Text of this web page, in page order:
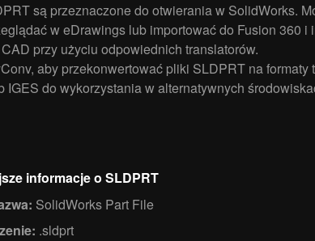
są przeznaczone do otwierania w SolidWorks.
w eDrawings lub importować do Fusion 360 i
przy użyciu odpowiednich translatorów.
aby przekonwertować pliki SLDPRT na formaty
IGES do wykorzystania w alternatywnych
informacje o SLDPRT
SolidWorks Part File
.sldprt